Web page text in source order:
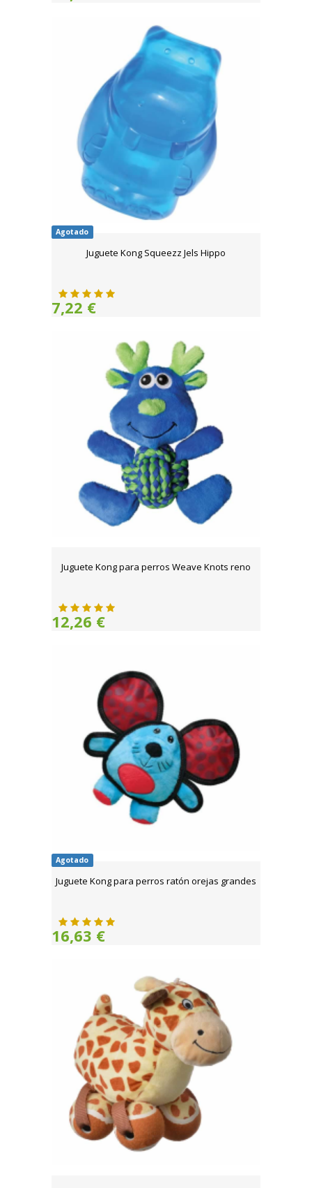
Agotado
Juguete Kong Squeezz Jels Hippo
7,22 €
Juguete Kong para perros Weave Knots reno
12,26 €
Agotado
Juguete Kong para perros ratón orejas grandes
16,63 €